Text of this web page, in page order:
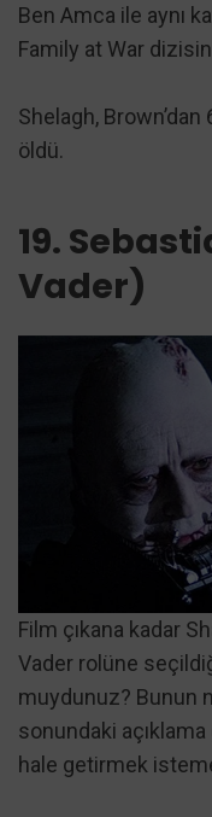
Ben Amca ile aynı
Family at War
Shelagh, Brown’dan
öldü.
19.
Vader)
Film çıkana kadar
Vader rolüne
muydunuz? Bunun
sonundaki
hale getirmek